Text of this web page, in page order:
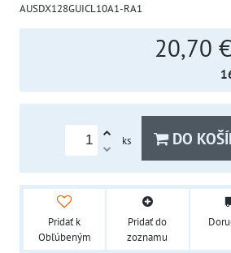
AUSDX128GUICL10A1-RA1
20,70 €
ks DO
Pridať k
Obľúbeným
Pridať do
zoznamu